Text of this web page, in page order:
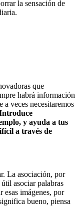
la sensación de
que
habrá información
a veces necesitaremos
y ayuda a tus
a través de
La asociación, por
asociar palabras
esas imágenes, por
bueno, piensa